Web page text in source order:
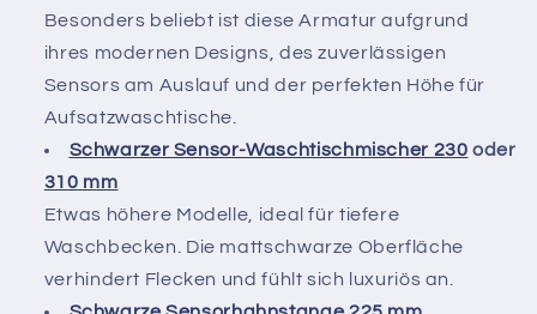
Besonders beliebt ist diese Armatur aufgrund
ihres modernen Designs, des zuverlässigen
Sensors am Auslauf und der perfekten Höhe für
Aufsatzwaschtische.
Schwarzer Sensor-Waschtischmischer 230 oder
310 mm
Etwas höhere Modelle, ideal für tiefere
Waschbecken. Die mattschwarze Oberfläche
verhindert Flecken und fühlt sich luxuriös an.